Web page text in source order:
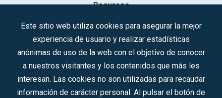
Recursos
Contacto
Sociedad Mercantil Estatal para la Gestión de la Innovación y las
Inscrita en el R.M. de Madrid, T, 12593, Se. 8, F. 129, H. 201.307.
C.I.F.: A-81/874.984
Este sitio web utiliza cookies para asegurar la mejor
experiencia de usuario y realizar estadísticas
anónimas de uso de la web con el objetivo de conocer
a nuestros visitantes y los contenidos que más les
interesan. Las cookies no son utilizadas para recaudar
información de carácter personal. Al pulsar el botón de